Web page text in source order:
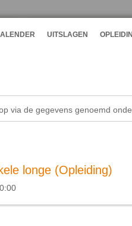
UITSLAGEN
via de gegevens genoemd
longe (Opleiding)